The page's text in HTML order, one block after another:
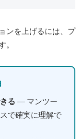
ンを上げるには、プ
。
る — マンツー
で確実に理解で